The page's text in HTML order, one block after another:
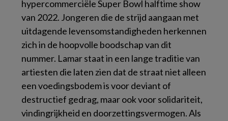
hypercommerciëleSuper Bowl halftime show
van 2022. Jongeren die de strijd aangaan met
uitdagende levensomstandigheden herkennen
zich in de hoopvolle boodschap van dit
nummer. Lamar staat in een lange traditie van
artiesten die laten zien dat de straat niet alleen
een voedingsbodem is voor deviant of
destructief gedrag, maar ook voor solidariteit,
vindingrijkheid en doorzettingsvermogen. Als